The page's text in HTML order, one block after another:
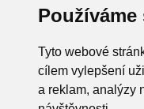
Tyto webové
cílem vylepšení
a reklam, analýzy